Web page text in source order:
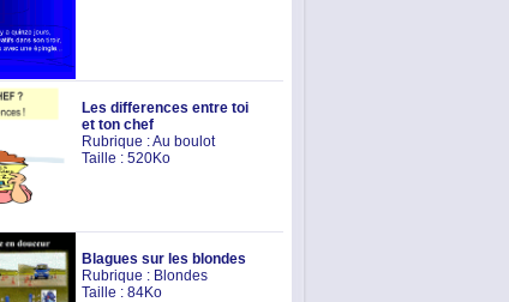
Les differences entre toi
et ton chef
Rubrique :Au boulot
Taille : 520Ko
Blagues sur les blondes
Rubrique : Blondes
Taille : 84Ko